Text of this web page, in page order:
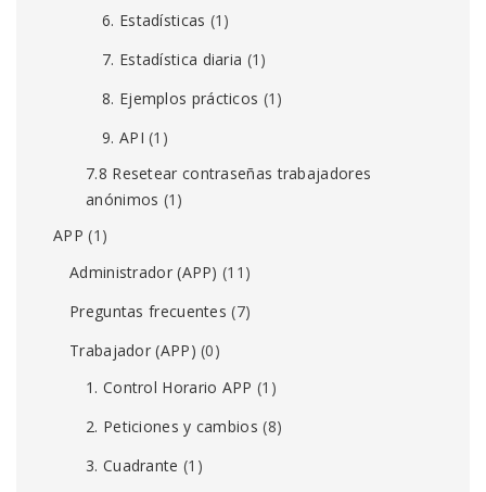
6. Estadísticas (1)
7. Estadística diaria (1)
8. Ejemplos prácticos (1)
9. API (1)
7.8 Resetear contraseñas trabajadores
anónimos (1)
APP (1)
Administrador (APP) (11)
Preguntas frecuentes (7)
Trabajador (APP) (0)
1. Control Horario APP (1)
2. Peticiones y cambios (8)
3. Cuadrante (1)